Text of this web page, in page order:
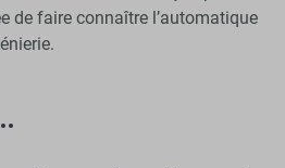
de faire connaître l’automatique